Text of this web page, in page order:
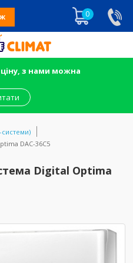
0
з нами можна
системи)
DAC-36С5
Digital Optima